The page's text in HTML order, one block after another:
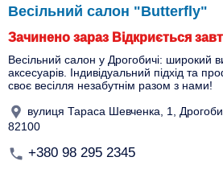
Весільний салон "Butterfly"
Зачинено зараз Відкриється
Весільний салон у Дрогобичі: широкий
аксесуарів. Індивідуальний підхід та
своє весілля незабутнім разом з нами!
вулиця Тараса Шевченка, 1,
82100
+380 98 295 2345